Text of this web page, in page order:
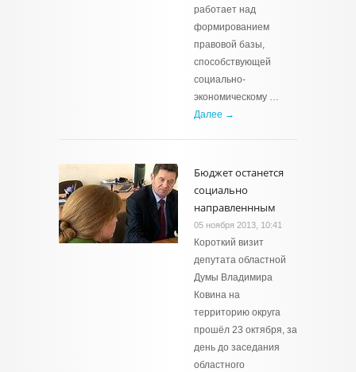
работает над
формированием
правовой базы,
способствующей
социально-
экономическому …
Далее →
Бюджет останется
социально
направленнным
05 ноября 2013, 10:41
Короткий визит
депутата областной
Думы Владимира
Ковина на
территорию округа
прошёл 23 октября, за
день до заседания
областного